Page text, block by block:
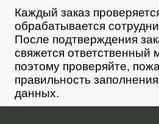
Каждый заказ
обрабатывается
После подтверждения
свяжется ответственный
поэтому проверяйте,
правильность
данных.